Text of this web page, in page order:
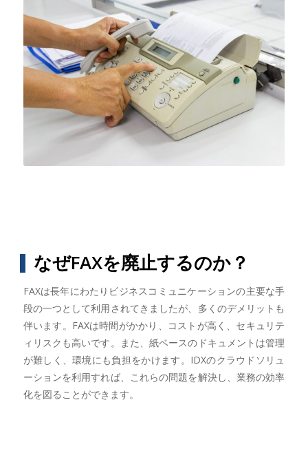
なぜFAXを廃止するのか？
FAXは長年にわたりビジネスコミュニケーションの主要な手
段の一つとして利用されてきましたが、多くのデメリットも
伴います。FAXは時間がかかり、コストが高く、セキュリテ
ィリスクも高いです。また、紙ベースのドキュメントは管理
が難しく、環境にも負担をかけます。IDXのクラウドソリュ
ーションを利用すれば、これらの問題を解決し、業務の効率
化を図ることができます。